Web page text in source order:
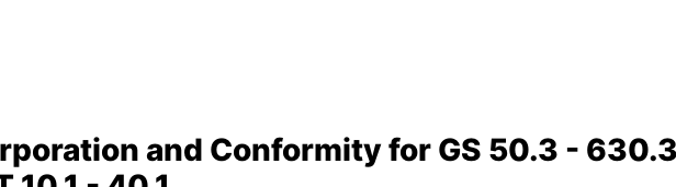
and Conformity for GS 50.3 -